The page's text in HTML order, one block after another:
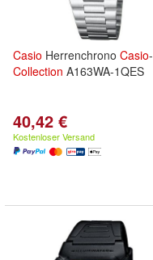
Casio Herrenchrono Casio-
Collection A163WA-1QES
40,42 €
Kostenloser Versand